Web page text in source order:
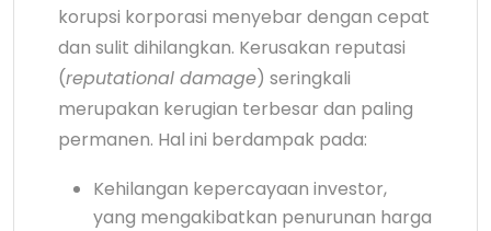
korupsi korporasi menyebar dengan cepat
dan sulit dihilangkan. Kerusakan reputasi
(reputational damage) seringkali
merupakan kerugian terbesar dan paling
permanen. Hal ini berdampak pada:
Kehilangan kepercayaan investor,
yang mengakibatkan penurunan harga